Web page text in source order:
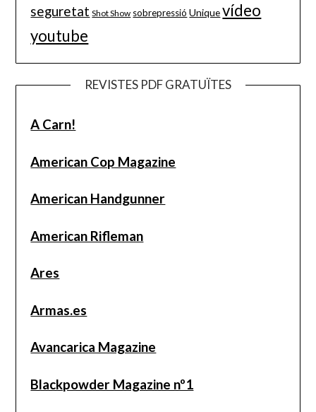
seguretat Shot Show sobrepressió Unique vídeo
youtube
REVISTES PDF GRATUÏTES
A Carn!
American Cop Magazine
American Handgunner
American Rifleman
Ares
Armas.es
Avancarica Magazine
Blackpowder Magazine nº1